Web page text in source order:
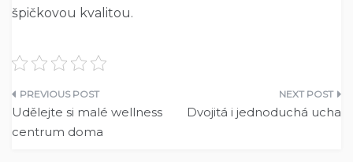
špičkovou kvalitou.
Navigace
pro
Udělejte si malé wellness
centrum doma
Dvojitá i jednoduchá ucha